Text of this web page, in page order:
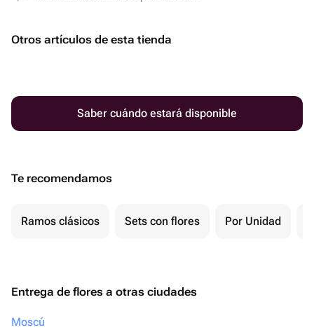
Otros artículos de esta tienda
Saber cuándo estará disponible
Te recomendamos
Ramos clásicos Sets con flores Por Unidad
Entrega de flores a otras ciudades
Moscú